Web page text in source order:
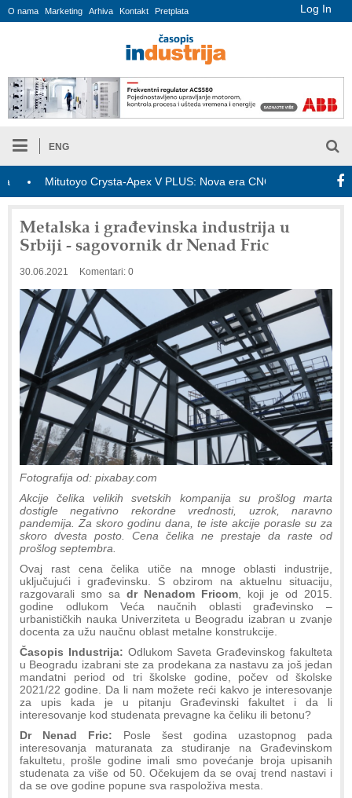
Log In
O nama Marketing Arhiva Kontakt Pretplata
ENG
Crysta-Apex V PLUS: Nova era CNC merenja OBO sistemi
Metalska i građevinska industrija u
Srbiji - sagovornik dr Nenad Fric
30.06.2021 Komentari: 0
Fotografija od: pixabay.com
Akcije čelika velikih svetskih kompanija su prošlog marta
dostigle negativno rekordne vrednosti, uzrok, naravno
pandemija. Za skoro godinu dana, te iste akcije porasle su za
skoro dvesta posto. Cena čelika ne prestaje da raste od
prošlog septembra.
Ovaj rast cena čelika utiče na mnoge oblasti industrije,
uključujući i građevinsku. S obzirom na aktuelnu situaciju,
razgovarali smo sa dr Nenadom Fricom , koji je od 2015.
godine odlukom Veća naučnih oblasti građevinsko –
urbanističkih nauka Univerziteta u Beogradu izabran u zvanje
docenta za užu naučnu oblast metalne konstrukcije.
Časopis Industrija: Odlukom Saveta Građevinskog fakulteta
u Beogradu izabrani ste za prodekana za nastavu za još jedan
mandatni period od tri školske godine, počev od školske
2021/22 godine. Da li nam možete reći kakvo je interesovanje
za upis kada je u pitanju Građevinski fakultet i da li
interesovanje kod studenata prevagne ka čeliku ili betonu?
Dr Nenad Fric: Posle šest godina uzastopnog pada
interesovanja maturanata za studiranje na Građevinskom
fakultetu, prošle godine imali smo povećanje broja upisanih
studenata za više od 50. Očekujem da se ovaj trend nastavi i
da se ove godine popune sva raspoloživa mesta.